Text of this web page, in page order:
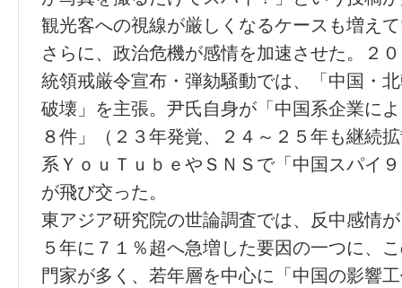
観光客への視線が厳しくなるケースも増え
さらに、政治危機が感情を加速させた。２
統領戒厳令宣布・弾劾騒動では、「中国・
破壊」を主張。尹氏自身が「中国系企業に
８件」（２３年発覚、２４～２５年も継続
系ＹｏｕＴｕｂｅやＳＮＳで「中国スパイ
が飛び交った。
東アジア研究院の世論調査では、反中感情
５年に７１％超へ急増した要因の一つに、
門家が多く、若年層を中心に「中国の影響